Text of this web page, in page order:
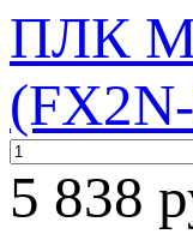
ПЛК
5 838